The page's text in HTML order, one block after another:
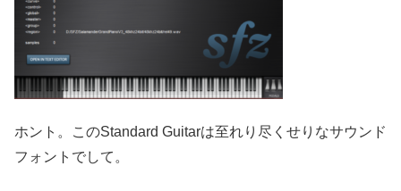
ホント。このStandard Guitarは至れり尽くせりなサウンド
フォントでして。